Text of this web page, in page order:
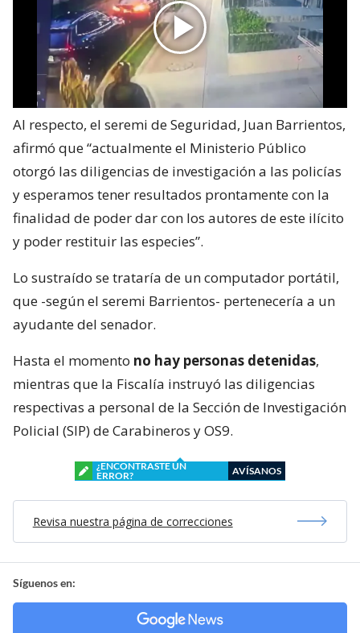
Al respecto, el seremi de Seguridad, Juan Barrientos,
afirmó que “actualmente el Ministerio Público
otorgó las diligencias de investigación a las policías
y esperamos tener resultados prontamente con la
finalidad de poder dar con los autores de este ilícito
y poder restituir las especies”.
Lo sustraído se trataría de un computador portátil,
que -según el seremi Barrientos- pertenecería a un
ayudante del senador.
Hasta el momento no hay personas detenidas,
mientras que la Fiscalía instruyó las diligencias
respectivas a personal de la Sección de Investigación
Policial (SIP) de Carabineros y OS9.
¿ENCONTRASTE UN
ERROR?
AVÍSANOS
Revisa nuestra página de correcciones
Síguenos en: